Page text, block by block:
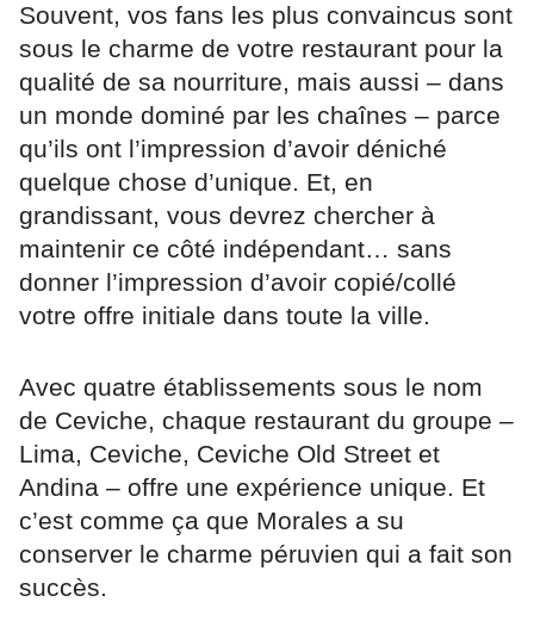
Souvent, vos fans les plus convaincus sont
sous le charme de votre restaurant pour la
qualité de sa nourriture, mais aussi – dans
un monde dominé par les chaînes – parce
qu’ils ont l’impression d’avoir déniché
quelque chose d’unique. Et, en
grandissant, vous devrez chercher à
maintenir ce côté indépendant… sans
donner l’impression d’avoir copié/collé
votre offre initiale dans toute la ville.
Avec quatre établissements sous le nom
de Ceviche, chaque restaurant du groupe –
Lima, Ceviche, Ceviche Old Street et
Andina – offre une expérience unique. Et
c’est comme ça que Morales a su
conserver le charme péruvien qui a fait son
succès.